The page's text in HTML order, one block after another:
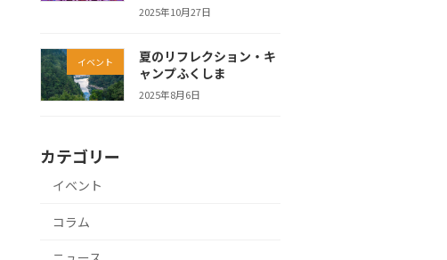
2025年10月27日
イベント
夏のリフレクション・キ
ャンプふくしま
2025年8月6日
カテゴリー
イベント
コラム